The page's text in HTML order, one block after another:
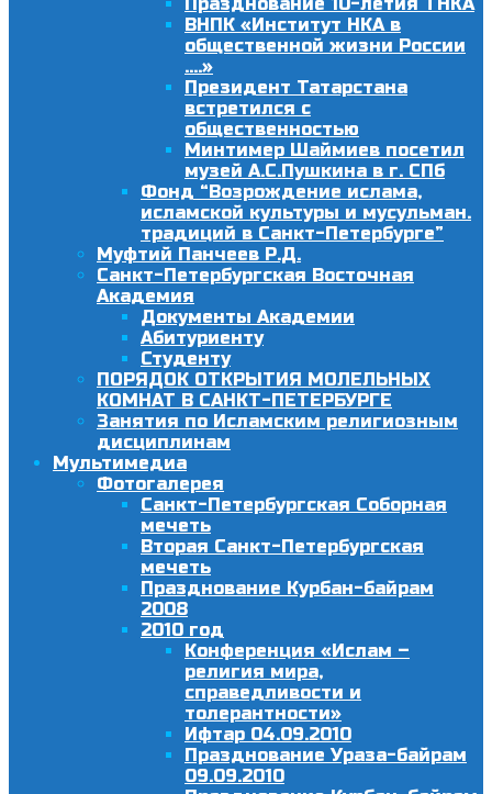
ВНПК «Институт НКА в
общественной жизни России
….»
Президент Татарстана
встретился с
общественностью
Минтимер Шаймиев посетил
музей А.С.Пушкина в г. СПб
Фонд “Возрождение ислама,
исламской культуры и мусульман.
традиций в Санкт-Петербурге”
Муфтий Панчеев Р.Д.
Санкт-Петербургская Восточная
Академия
Документы Академии
Абитуриенту
Студенту
ПОРЯДОК ОТКРЫТИЯ МОЛЕЛЬНЫХ
КОМНАТ В САНКТ-ПЕТЕРБУРГЕ
Занятия по Исламским религиозным
дисциплинам
Мультимедиа
Фотогалерея
Санкт-Петербургская Соборная
мечеть
Вторая Санкт-Петербургская
мечеть
Празднование Курбан-байрам
2008
2010 год
Конференция «Ислам –
религия мира,
справедливости и
толерантности»
Ифтар 04.09.2010
Празднование Ураза-байрам
09.09.2010